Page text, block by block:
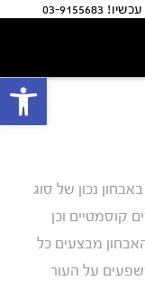
נכון של סוג
קוסמטיים וכן
מבצעים כל
על העור